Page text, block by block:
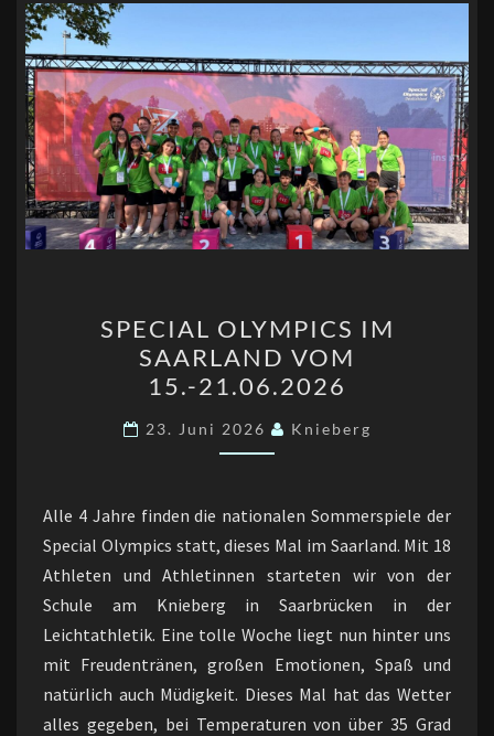
OLYMPICS
IM
SAARLAND
VOM
15.-21.06.2026
SPECIAL OLYMPICS IM
SAARLAND VOM
15.-21.06.2026
23. Juni 2026 Knieberg
Alle 4 Jahre finden die nationalen Sommerspiele der
Special Olympics statt, dieses Mal im Saarland. Mit 18
Athleten und Athletinnen starteten wir von der
Schule am Knieberg in Saarbrücken in der
Leichtathletik. Eine tolle Woche liegt nun hinter uns
mit Freudentränen, großen Emotionen, Spaß und
natürlich auch Müdigkeit. Dieses Mal hat das Wetter
alles gegeben, bei Temperaturen von über 35 Grad